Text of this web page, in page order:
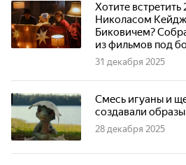
Хотите
Николасом
Биковичем?
из фильмов под
31 декабря 2025
Смесь игуаны и
создавали
28 декабря 2025